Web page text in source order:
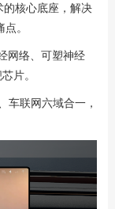
核心底座，解决
。
网络、可塑神经
片。
车联网六域合一，